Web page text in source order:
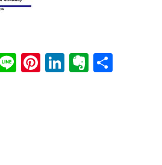
LinePinterest
LinkedIn